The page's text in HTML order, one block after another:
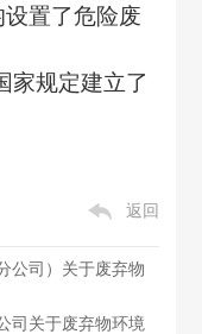
置了危险废
家规定建立了
返回
公司）关于废弃物
司关于废弃物环境